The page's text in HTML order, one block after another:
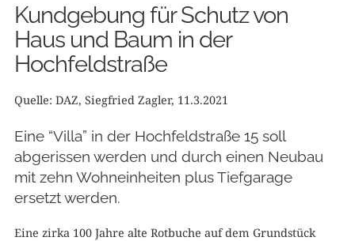
Kundgebung für Schutz von
Haus und Baum in der
Hochfeldstraße
Quelle: DAZ, Siegfried Zagler, 11.3.2021
Eine “Villa” in der Hochfeldstraße 15 soll
abgerissen werden und durch einen Neubau
mit zehn Wohneinheiten plus Tiefgarage
ersetzt werden.
Eine zirka 100 Jahre alte Rotbuche auf dem Grundstück